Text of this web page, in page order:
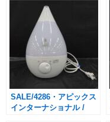
SALE/4286・アピックス
インターナショナル /